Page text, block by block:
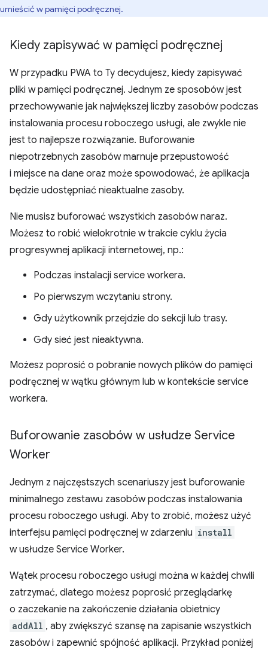
umieścić w pamięci podręcznej.
Kiedy zapisywać w pamięci podręcznej
W przypadku PWA to Ty decydujesz, kiedy zapisywać
pliki w pamięci podręcznej. Jednym ze sposobów jest
przechowywanie jak największej liczby zasobów podczas
instalowania procesu roboczego usługi, ale zwykle nie
jest to najlepsze rozwiązanie. Buforowanie
niepotrzebnych zasobów marnuje przepustowość
i miejsce na dane oraz może spowodować, że aplikacja
będzie udostępniać nieaktualne zasoby.
Nie musisz buforować wszystkich zasobów naraz.
Możesz to robić wielokrotnie w trakcie cyklu życia
progresywnej aplikacji internetowej, np.:
Podczas instalacji service workera.
Po pierwszym wczytaniu strony.
Gdy użytkownik przejdzie do sekcji lub trasy.
Gdy sieć jest nieaktywna.
Możesz poprosić o pobranie nowych plików do pamięci
podręcznej w wątku głównym lub w kontekście service
workera.
Buforowanie zasobów w usłudze Service
Worker
Jednym z najczęstszych scenariuszy jest buforowanie
minimalnego zestawu zasobów podczas instalowania
procesu roboczego usługi. Aby to zrobić, możesz użyć
interfejsu pamięci podręcznej w zdarzeniu install
w usłudze Service Worker.
Wątek procesu roboczego usługi można w każdej chwili
zatrzymać, dlatego możesz poprosić przeglądarkę
o zaczekanie na zakończenie działania obietnicy
addAll , aby zwiększyć szansę na zapisanie wszystkich
zasobów i zapewnić spójność aplikacji. Przykład poniżej